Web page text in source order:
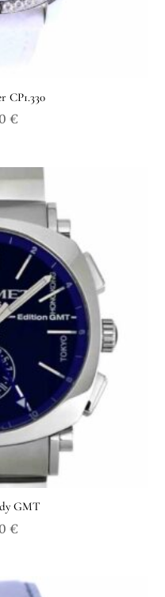
CP1.330
€
GMT
€